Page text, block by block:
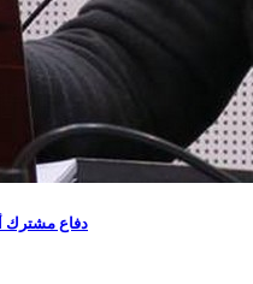
دفاع مشترك